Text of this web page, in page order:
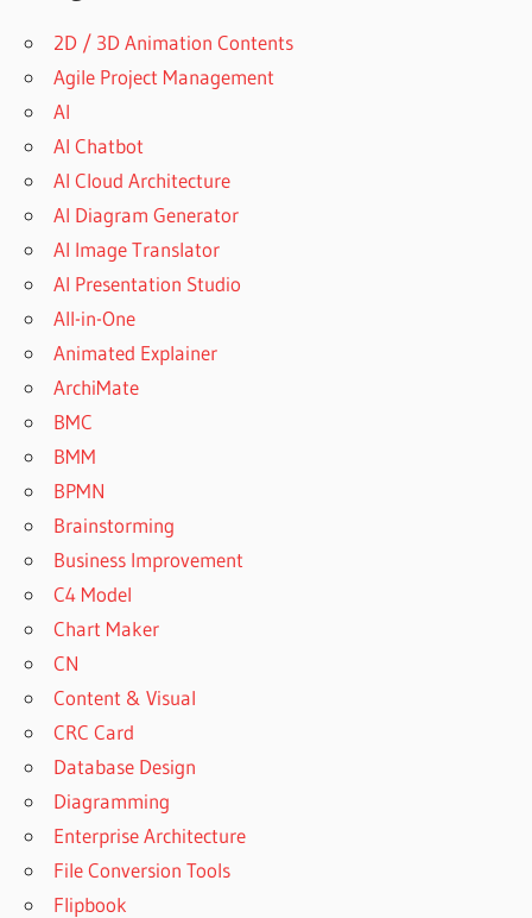
2D / 3D Animation Contents
Agile Project Management
AI
AI Chatbot
AI Cloud Architecture
AI Diagram Generator
AI Image Translator
AI Presentation Studio
All-in-One
Animated Explainer
ArchiMate
BMC
BMM
BPMN
Brainstorming
Business Improvement
C4 Model
Chart Maker
CN
Content & Visual
CRC Card
Database Design
Diagramming
Enterprise Architecture
File Conversion Tools
Flipbook